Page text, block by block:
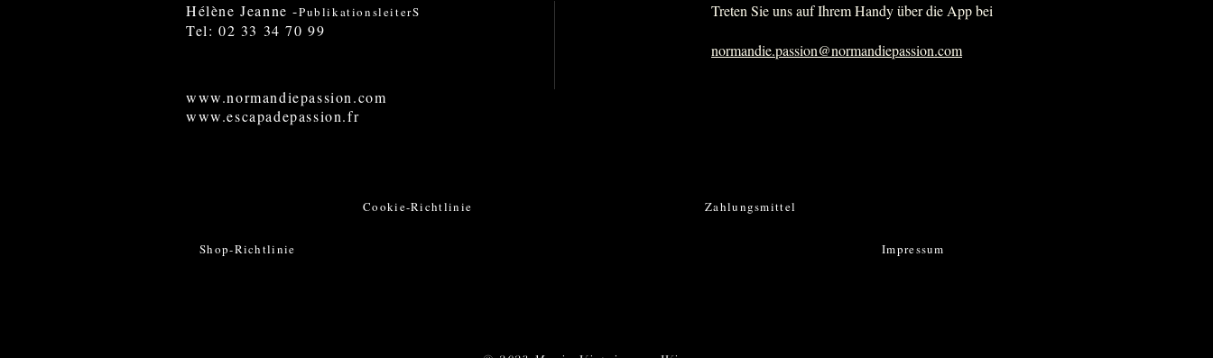
Treten Sie uns auf Ihrem Handy über die App bei
normandie.passion@normandiepassion.com
Hélène Jeanne -PublikationsleiterS
Tel: 02 33 34 70 99
www.normandiepassion.com
www.escapadepassion.fr
Cookie-Richtlinie Zahlungsmittel
Shop-Richtlinie Impressum